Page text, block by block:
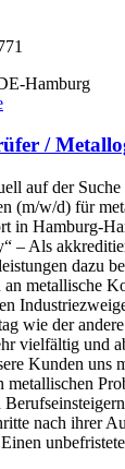
Hamburg
/
auf der
(m/w/d) für
in Hamburg-
– Als
dazu
metallische
wie der
vielfältig und
Kunden uns
metallischen
nach ihrer